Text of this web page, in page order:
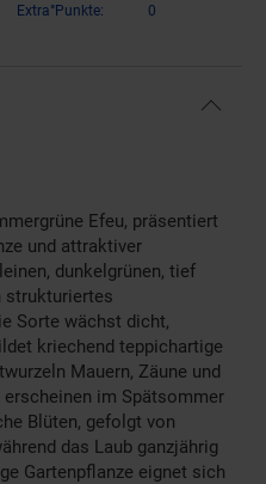
Extra°Punkte:
0
Efeu, präsentiert
und attraktiver
dunkelgrünen, tief
strukturiertes
Sorte wächst dicht,
kriechend teppichartige
Mauern, Zäune und
im Spätsommer
Blüten, gefolgt von
das Laub ganzjährig
Gartenpflanze eignet sich